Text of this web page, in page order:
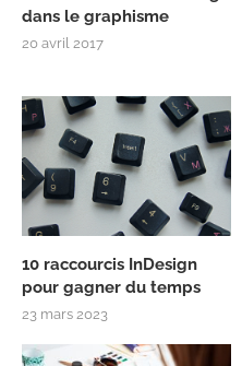
dans le graphisme
20 avril 2017
10 raccourcis InDesign
pour gagner du temps
23 mars 2023